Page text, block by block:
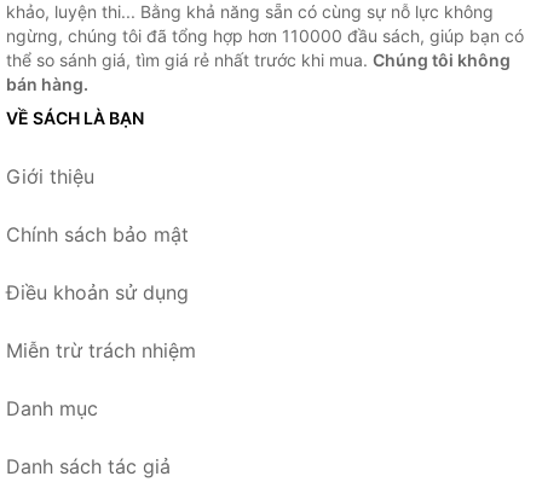
khảo, luyện thi... Bằng khả năng sẵn có cùng sự nỗ lực không
ngừng, chúng tôi đã tổng hợp hơn 110000 đầu sách, giúp bạn có
thể so sánh giá, tìm giá rẻ nhất trước khi mua. Chúng tôi không
bán hàng.
VỀ SÁCH LÀ BẠN
Giới thiệu
Chính sách bảo mật
Điều khoản sử dụng
Miễn trừ trách nhiệm
Danh mục
Danh sách tác giả